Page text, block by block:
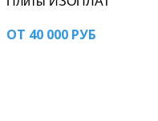
ОТ 40 000 РУБ